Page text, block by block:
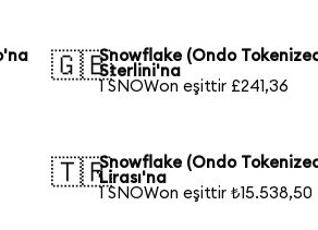
🇬🇧Snowflake (Ondo
Sterlini'na
1 SNOWon eşittir £241,36
🇹🇷Snowflake (Ondo
Lirası'na
1 SNOWon eşittir ₺15.538,50